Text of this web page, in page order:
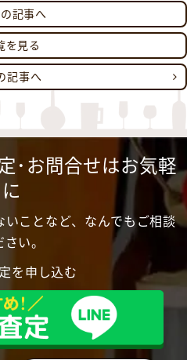
記事へ
を見る
記事へ
･お問合せはお気軽
に
ことなど、なんでもご相談
い。
を申し込む